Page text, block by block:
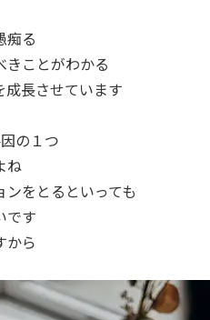
痴る
きことがわかる
成長させています
の１つ
ね
をとるといっても
です
から